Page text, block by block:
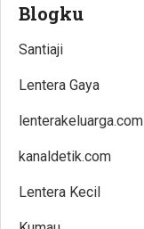
Blogku
Santiaji
Lentera Gaya
lenterakeluarga.com
kanaldetik.com
Lentera Kecil